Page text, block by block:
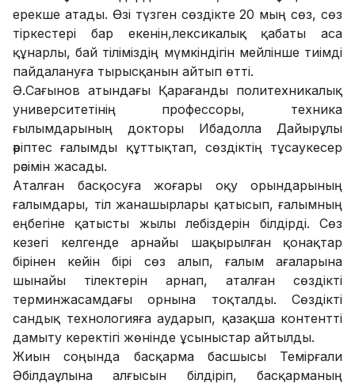
ерекше атады. Өзі түзген сөздікте 20 мың сөз, сөз
тіркестері бар екенін,лексикалық қабаты аса
құнарлы, бай тіліміздің мүмкіндігін мейлінше тиімді
пайдалануға тырысқанын айтып өтті.
Ә.Сағынов атындағы Қарағанды политехникалық
университетінің профессоры, техника
ғылымдарының докторы Ибадолла Дайырұлы
әріптес ғалымды құттықтап, сөздіктің тұсаукесер
рәсімін жасады.
Аталған басқосуға жоғары оқу орындарының
ғалымдары, тіл жанашырлары қатысып, ғалымның
еңбегіне қатысты жылы лебіздерін білдірді. Сөз
кезегі келгенде арнайы шақырылған қонақтар
бірінен кейін бірі сөз алып, ғалым ағаларына
шынайы тілектерін арнап, аталған сөздікті
терминжасамдағы орнына тоқталды. Сөздікті
сандық технологияға аударып, қазақша контентті
дамыту керектігі жөнінде ұсыныстар айтылды.
Жиын соңында басқарма басшысы Темірғали
Әбілдаұлына алғысын білдіріп, басқарманың